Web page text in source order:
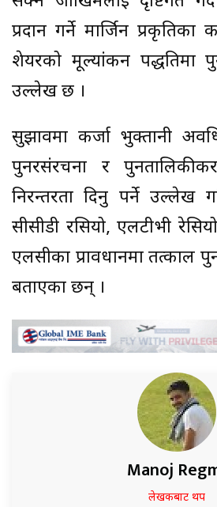
प्रदान गर्ने मार्जिन प्रकृतिका
शेयरको मूल्यांकन पद्धतिमा
उल्लेख छ ।
सुझावमा कर्जा भुक्तानी
पुनरसंरचना र
निरन्तरता दिनु पर्ने उल्लेख
सीसीडी रसियो, एलटीभी
एलसीका प्रावधानमा तत्काल
बताएका छन् ।
Manoj
लेखकबाट थप